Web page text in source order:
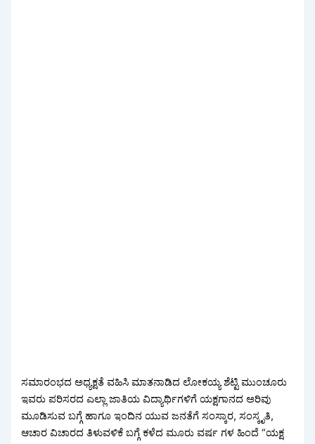
ಸಮಾರಂಭದ ಅಧ್ಯಕ್ಷತೆ ವಹಿಸಿ ಮಾತನಾಡಿದ ಲೋಕಯ್ಯ ಶೆಟ್ಟಿ ಮುಂಚೂರು
ಇವರು ಪರಿಸರದ ಎಲ್ಲಾ ಜಾತಿಯ ವಿದ್ಯಾರ್ಥಿಗಳಿಗೆ ಯಕ್ಷಗಾನದ ಅರಿವು
ಮೂಡಿಸುವ ಬಗ್ಗೆ ಹಾಗೂ ಇಂದಿನ ಯುವ ಜನತೆಗೆ ಸಂಸ್ಕಾರ, ಸಂಸ್ಕೃತಿ,
ಆಚಾರ ವಿಚಾರದ ತಿಳುವಳಿಕೆ ಬಗ್ಗೆ ಕಳೆದ ಮೂರು ವರ್ಷ ಗಳ ಹಿಂದೆ “ಯಕ್ಷ